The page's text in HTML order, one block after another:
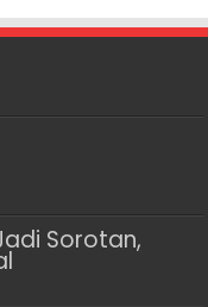
Sorotan,